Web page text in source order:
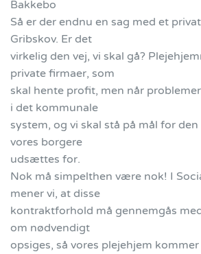
Bakkebo
Så er der endnu en sag med et
Gribskov. Er det
virkelig den vej, vi skal gå?
private firmaer, som
skal hente profit, men når
i det kommunale
system, og vi skal stå på mål for
vores borgere
udsættes for.
Nok må simpelthen være nok! I
mener vi, at disse
kontraktforhold må gennemgås
om nødvendigt
opsiges, så vores plejehjem